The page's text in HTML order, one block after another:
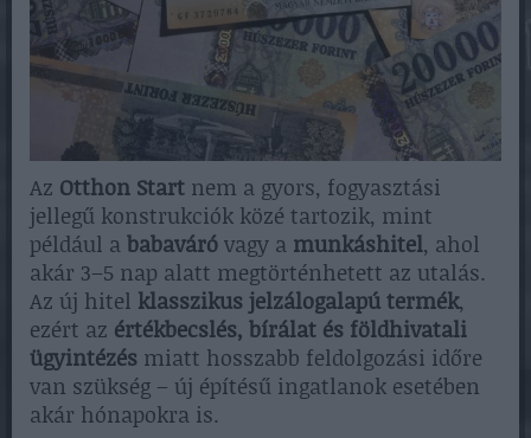
Az Otthon Start nem a gyors, fogyasztási
jellegű konstrukciók közé tartozik, mint
például ababaváróvagy a munkáshitel, ahol
akár 3–5 nap alatt megtörténhetett az utalás.
Az új hitel klasszikus jelzálogalapú termék,
ezért az értékbecslés, bírálat és földhivatali
ügyintézés miatt hosszabb feldolgozási időre
van szükség – új építésű ingatlanok esetében
akár hónapokra is.